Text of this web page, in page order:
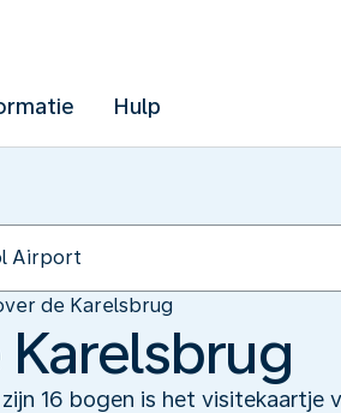
Hulp
de Karelsbrug
16 bogen is het visitekaartje